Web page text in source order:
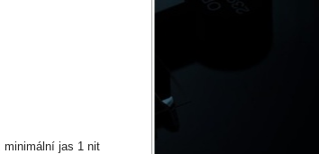
minimální jas 1 nit